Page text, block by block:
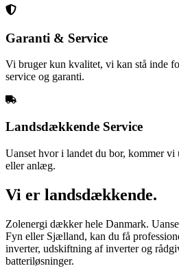
Garanti & Service
Vi bruger kun kvalitet, vi kan stå inde
service og garanti.
Landsdækkende Service
Uanset hvor i landet du bor, kommer
eller anlæg.
Vi er landsdækkende.
Zolenergi dækker hele Danmark.
Fyn eller Sjælland, kan du få
inverter, udskiftning af inverter og
batteriløsninger.